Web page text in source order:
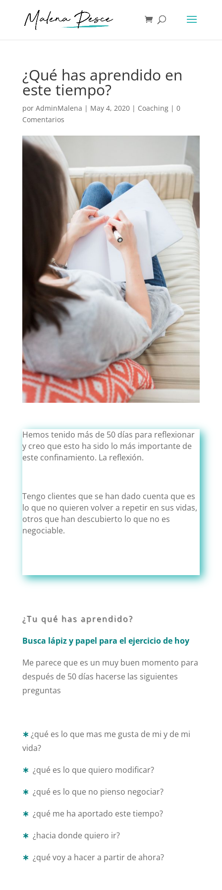
¿Qué has aprendido en
este tiempo?
por AdminMalena | May 4, 2020| Coaching| 0
Comentarios
Hemos tenido más de 50 días para reflexionar
y creo que esto ha sido lo más importante de
este confinamiento. La reflexión.
Tengo clientes que se han dado cuenta que es
lo que no quieren volver a repetir en sus vidas,
otros que han descubierto lo que no es
negociable.
¿Tu qué has aprendido?
Busca lápiz y papel para el ejercicio de hoy
Me parece que es un muy buen momento para
después de 50 días hacerse las siguientes
preguntas
∗ ¿qué es lo que mas me gusta de mi y de mi
vida?
∗ ¿qué es lo que quiero modificar?
∗ ¿qué es lo que no pienso negociar?
∗ ¿qué me ha aportado este tiempo?
∗ ¿hacia donde quiero ir?
∗ ¿qué voy a hacer a partir de ahora?